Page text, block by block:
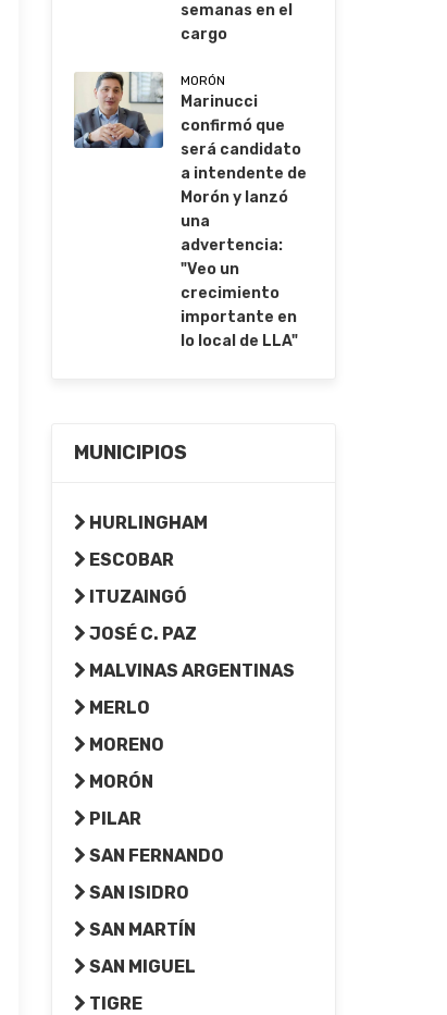
semanas en el
cargo
MORÓN
Marinucci
confirmó que
será candidato
a intendente de
Morón y lanzó
una
advertencia:
"Veo un
crecimiento
importante en
lo local de LLA"
MUNICIPIOS
HURLINGHAM
ESCOBAR
ITUZAINGÓ
JOSÉ C. PAZ
MALVINAS ARGENTINAS
MERLO
MORENO
MORÓN
PILAR
SAN FERNANDO
SAN ISIDRO
SAN MARTÍN
SAN MIGUEL
TIGRE